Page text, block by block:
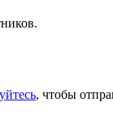
, чтобы